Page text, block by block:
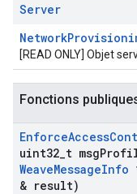
Server
[READ ONLY] Objet
Fonctions
EnforceAccess
uint32 t msg
WeaveMessageInfo
& result)